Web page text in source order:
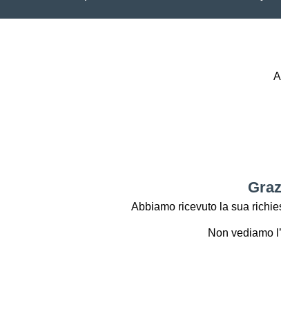
Abbiamo ricevuto la sua
Non vediamo